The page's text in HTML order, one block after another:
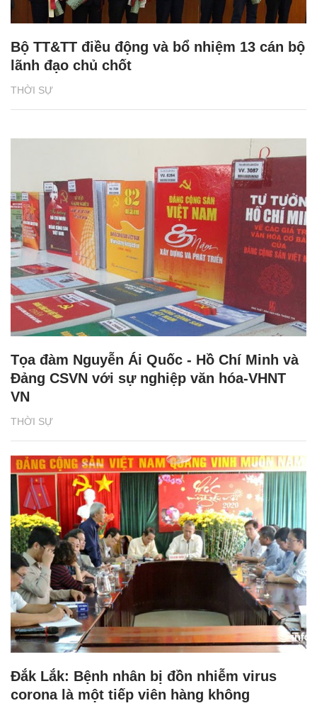
THỜI SỰ
Bộ TT&TT điều động và bổ nhiệm 13 cán bộ
lãnh đạo chủ chốt
THỜI SỰ
Tọa đàm Nguyễn Ái Quốc - Hồ Chí Minh và
Đảng CSVN với sự nghiệp văn hóa-VHNT
VN
Đắk Lắk: Bệnh nhân bị đồn nhiễm virus
corona là một tiếp viên hàng không